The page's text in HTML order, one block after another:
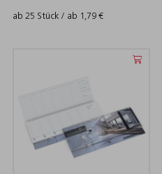
ab 25 Stück / ab 1,79 €